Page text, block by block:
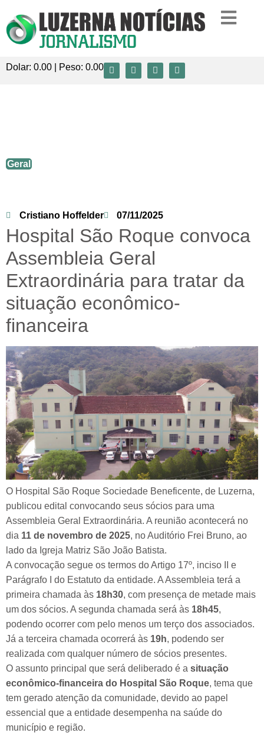
Dolar: 0.00 | Peso: 0.00
Geral
Cristiano Hoffelder 07/11/2025
Hospital São Roque convoca
Assembleia Geral
Extraordinária para tratar da
situação econômico-
financeira
O Hospital São Roque Sociedade Beneficente, de Luzerna,
publicou edital convocando seus sócios para uma
Assembleia Geral Extraordinária. A reunião acontecerá no
dia 11 de novembro de 2025, no Auditório Frei Bruno, ao
lado da Igreja Matriz São João Batista.
A convocação segue os termos do Artigo 17º, inciso II e
Parágrafo I do Estatuto da entidade. A Assembleia terá a
primeira chamada às 18h30, com presença de metade mais
um dos sócios. A segunda chamada será às 18h45,
podendo ocorrer com pelo menos um terço dos associados.
Já a terceira chamada ocorrerá às 19h, podendo ser
realizada com qualquer número de sócios presentes.
O assunto principal que será deliberado é a situação
econômico-financeira do Hospital São Roque, tema que
tem gerado atenção da comunidade, devido ao papel
essencial que a entidade desempenha na saúde do
município e região.